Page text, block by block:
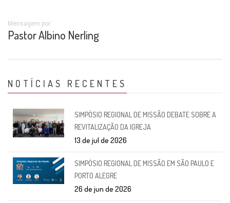
Mensagem por:
Pastor Albino Nerling
NOTÍCIAS RECENTES
SIMPÓSIO REGIONAL DE MISSÃO DEBATE SOBRE A
REVITALIZAÇÃO DA IGREJA
13 de jul de 2026
SIMPÓSIO REGIONAL DE MISSÃO EM SÃO PAULO E
PORTO ALEGRE
26 de jun de 2026